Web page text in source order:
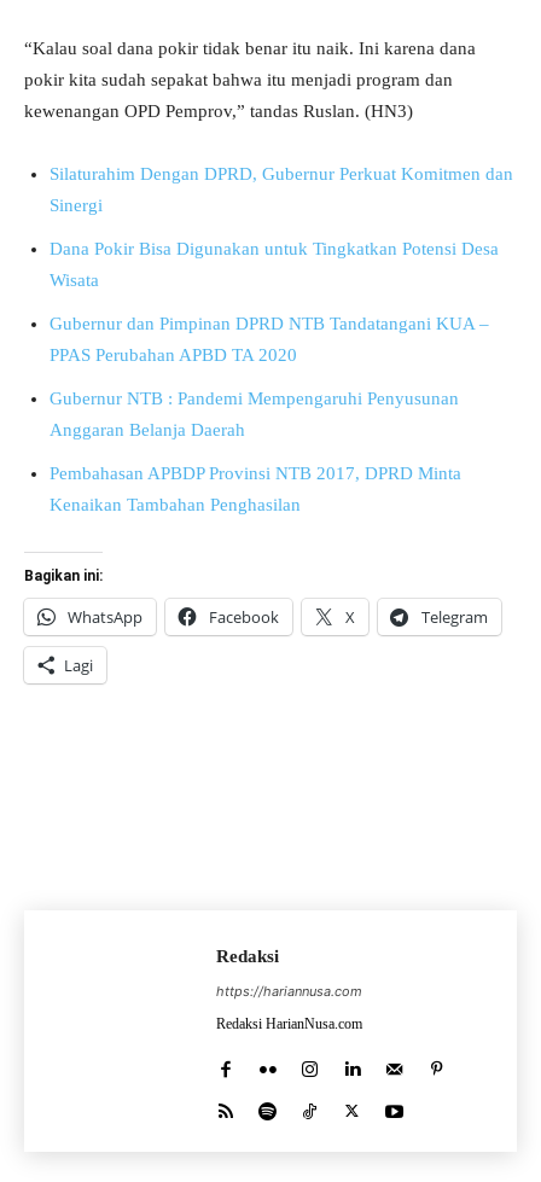
“Kalau soal dana pokir tidak benar itu naik. Ini karena dana
pokir kita sudah sepakat bahwa itu menjadi program dan
kewenangan OPD Pemprov,” tandas Ruslan. (HN3)
Silaturahim Dengan DPRD, Gubernur Perkuat Komitmen dan
Sinergi
Dana Pokir Bisa Digunakan untuk Tingkatkan Potensi Desa
Wisata
Gubernur dan Pimpinan DPRD NTB Tandatangani KUA –
PPAS Perubahan APBD TA 2020
Gubernur NTB : Pandemi Mempengaruhi Penyusunan
Anggaran Belanja Daerah
Pembahasan APBDP Provinsi NTB 2017, DPRD Minta
Kenaikan Tambahan Penghasilan
Bagikan ini:
WhatsApp Facebook X Telegram
Lagi
Redaksi
https://hariannusa.com
Redaksi HarianNusa.com